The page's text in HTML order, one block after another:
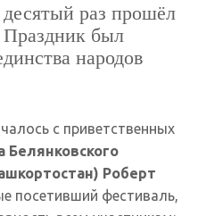
раз прошёл
Праздник был
народов
с приветственных
Белянковского
Роберт
посетивший фестиваль,